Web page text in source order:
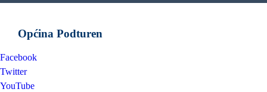
Općina Podturen
Facebook
Twitter
YouTube